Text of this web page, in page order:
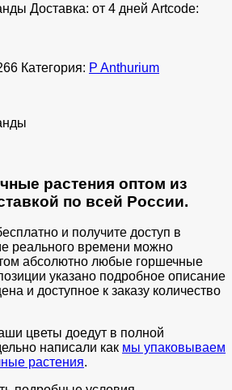
Доставка: от 4 дней Artcode:
Категория: P Anthurium
растения оптом из
по всей России.
и получите доступ в
реального времени можно
абсолютно любые горшечные
указано подробное описание
и доступное к заказу количество
цветы доедут в полной
написали как мы упаковываем
растения.